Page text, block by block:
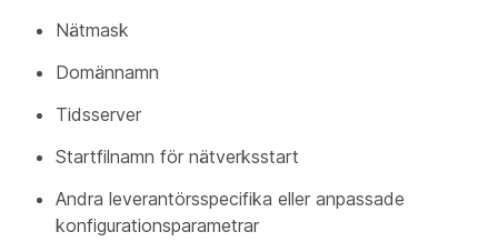
Nätmask
Domännamn
Tidsserver
Startfilnamn för nätverksstart
Andra leverantörsspecifika eller anpassade
konfigurationsparametrar